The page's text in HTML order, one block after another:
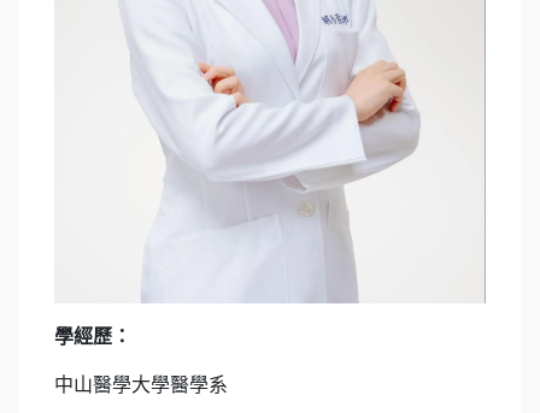
學經歷：
中山醫學大學醫學系